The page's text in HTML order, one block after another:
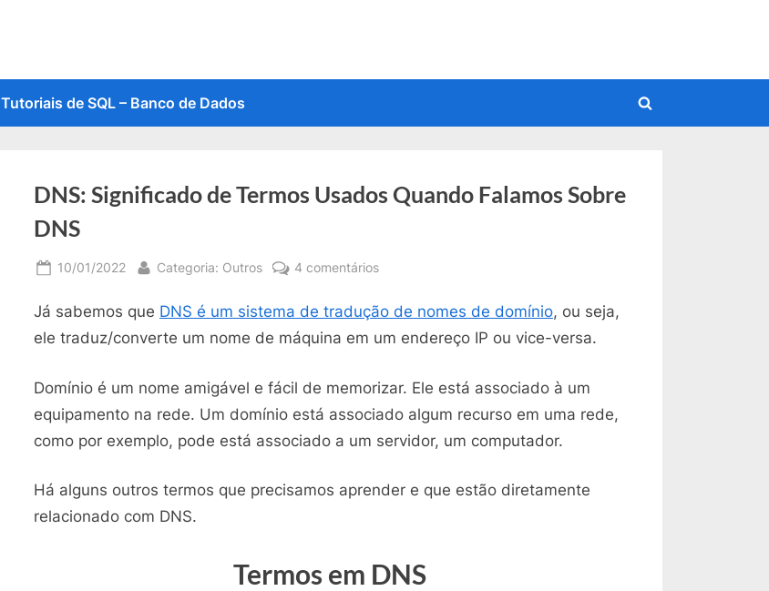
Tutoriais de SQL – Banco de Dados
Toggle
DNS: Significado de Termos Usados Quando Falamos Sobre
DNS
Posted
10/01/2022 By
Categoria: Outros 4 comentáriosem
Significado
de
Usados
Falamos
Sobre
Já sabemos que DNS é um sistema de tradução de nomes de domínio, ou seja,
ele traduz/converte um nome de máquina em um endereço IP ou vice-versa.
Domínio é um nome amigável e fácil de memorizar. Ele está associado à um
equipamento na rede. Um domínio está associado algum recurso em uma rede,
como por exemplo, pode está associado a um servidor, um computador.
Há alguns outros termos que precisamos aprender e que estão diretamente
relacionado com DNS.
Termos em DNS